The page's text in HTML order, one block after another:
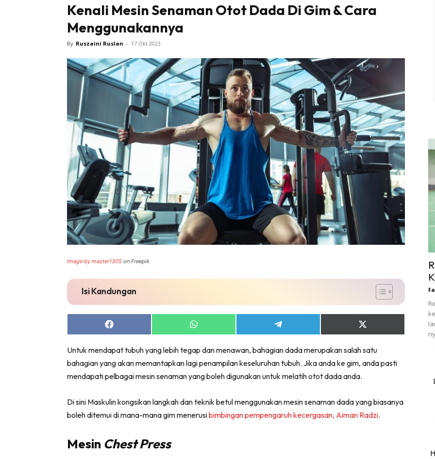
Kenali Mesin Senaman Otot Dada Di Gim & Cara
Menggunakannya
By Ruszaini Ruslan - 17 Okt 2023
Image by master1305 on Freepik
Isi Kandungan
Share
on
Share
on
Share
on
Share
on
(Twitter)
Untuk mendapat tubuh yang lebih tegap dan menawan, bahagian dada merupakan salah satu
bahagian yang akan memantapkan lagi penampilan keseluruhan tubuh. Jika anda ke gim, anda pasti
mendapati pelbagai mesin senaman yang boleh digunakan untuk melatih otot dada anda.
Di sini Maskulin kongsikan langkah dan teknik betul menggunakan mesin senaman dada yang biasanya
boleh ditemui di mana-mana gim menerusibimbingan pempengaruh kecergasan, Aiman Radzi.
Mesin Chest Press